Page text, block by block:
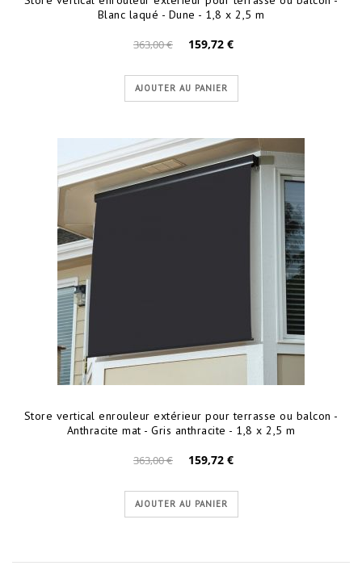
Blanc laqué - Dune - 1,8 x 2,5 m
363,00 € 159,72 €
AJOUTER AU PANIER
Store vertical enrouleur extérieur pour terrasse ou balcon -
Anthracite mat - Gris anthracite - 1,8 x 2,5 m
363,00 € 159,72 €
AJOUTER AU PANIER